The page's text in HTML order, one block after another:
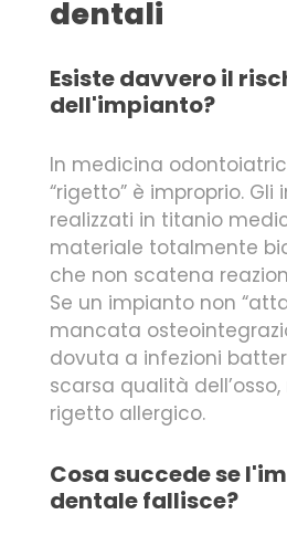
dentali
Esiste davvero il
dell'impianto?
In medicina
“rigetto” è improprio.
realizzati in titanio
materiale totalmente
che non scatena
Se un impianto non
mancata
dovuta a infezioni
scarsa qualità
rigetto allergico.
Cosa succede se
dentale fallisce?